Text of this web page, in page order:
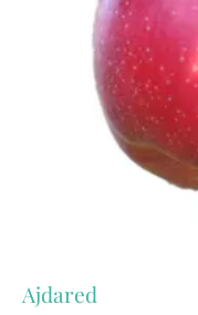
Ajdared